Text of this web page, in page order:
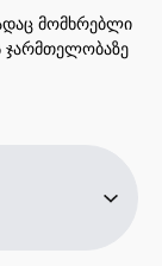
მომხრებლი
ჯარმთელობაზე